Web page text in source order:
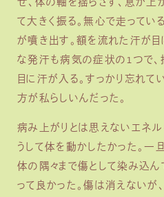
せ、体の軸を揺らさず、息が上
て大きく振る。無心で走って
が噴き出す。額を流れた汗が目
な発汗も病気の症状の1つで、
目に汗が入る。すっかり忘れて
方が私らしいんだった。
病み上がりとは思えないエネル
うして体を動かしたかった。
体の隅々まで傷として染み込ん
って良かった。傷は消えない